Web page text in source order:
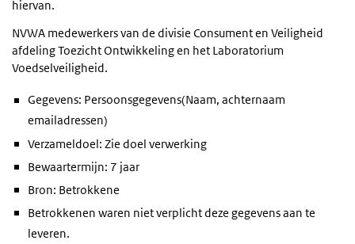
hiervan.
NVWA medewerkers van de divisie Consument en Veiligheid
afdeling Toezicht Ontwikkeling en het Laboratorium
Voedselveiligheid.
Gegevens: Persoonsgegevens(Naam, achternaam
emailadressen)
Verzameldoel: Zie doel verwerking
Bewaartermijn: 7 jaar
Bron: Betrokkene
Betrokkenen waren niet verplicht deze gegevens aan te
leveren.